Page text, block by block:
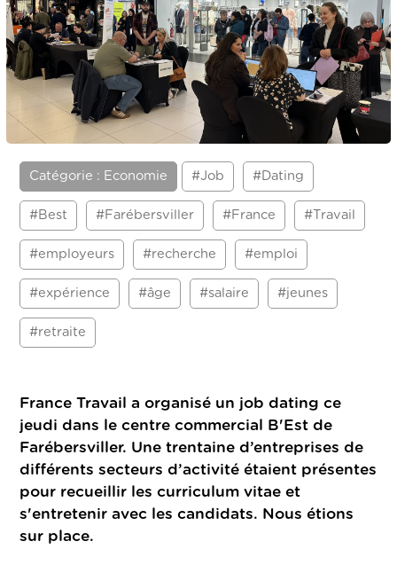
Catégorie : Economie #Job #Dating
#Best #Farébersviller #France #Travail
#employeurs #recherche #emploi
#expérience #âge #salaire #jeunes
#retraite
France Travail a organisé un job dating ce
jeudi dans le centre commercial B'Est de
Farébersviller. Une trentaine d’entreprises de
différents secteurs d’activité étaient présentes
pour recueillir les curriculum vitae et
s'entretenir avec les candidats. Nous étions
sur place.